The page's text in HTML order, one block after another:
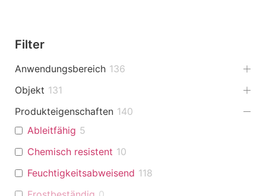
Filter
Anwendungsbereich 136
Objekt 131
Produkteigenschaften 140
Ableitfähig 5
Chemisch resistent 10
Feuchtigkeitsabweisend 118